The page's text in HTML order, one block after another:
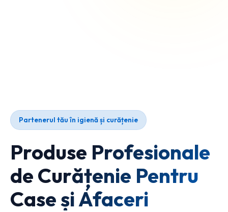
Partenerul tău în igienă și curățenie
Produse Profesionale
de Curățenie Pentru
Case și Afaceri